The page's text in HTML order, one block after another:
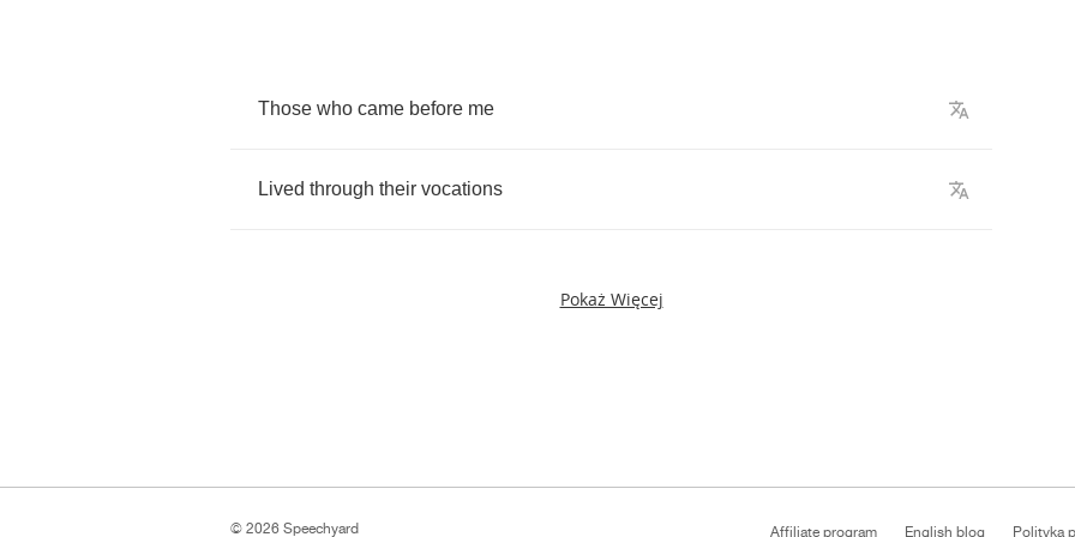
Those who came before me
Lived through their vocations
Pokaż Więcej
Affiliate program English blog Polityka
© 2026 Speechyard